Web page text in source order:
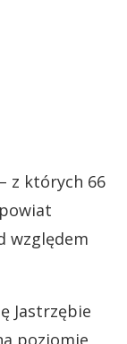
z których 66
względem
Jastrzębie
poziomie